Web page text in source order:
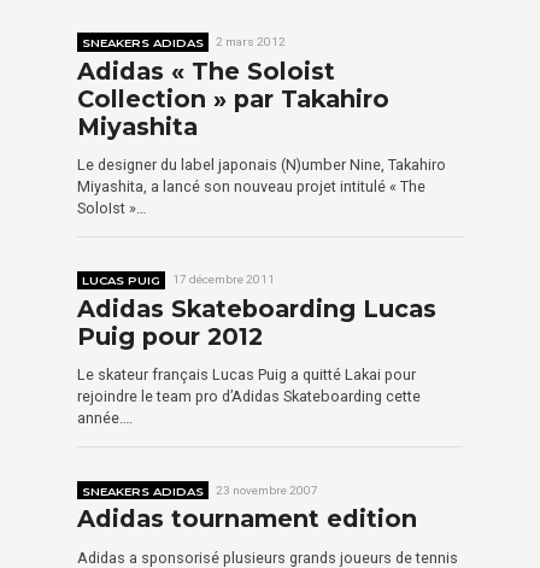
SNEAKERS ADIDAS 2 mars 2012
Adidas « The Soloist
Collection » par Takahiro
Miyashita
Le designer du label japonais (N)umber Nine, Takahiro
Miyashita, a lancé son nouveau projet intitulé « The
SoloIst »…
LUCAS PUIG 17 décembre 2011
Adidas Skateboarding Lucas
Puig pour 2012
Le skateur français Lucas Puig a quitté Lakai pour
rejoindre le team pro d’Adidas Skateboarding cette
année….
SNEAKERS ADIDAS 23 novembre 2007
Adidas tournament edition
Adidas a sponsorisé plusieurs grands joueurs de tennis